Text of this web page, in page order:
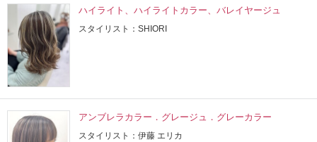
ハイライト、ハイライトカラー、バレイヤージュ
スタイリスト：SHIORI
アンブレラカラー．グレージュ．グレーカラー
スタイリスト：伊藤 エリカ